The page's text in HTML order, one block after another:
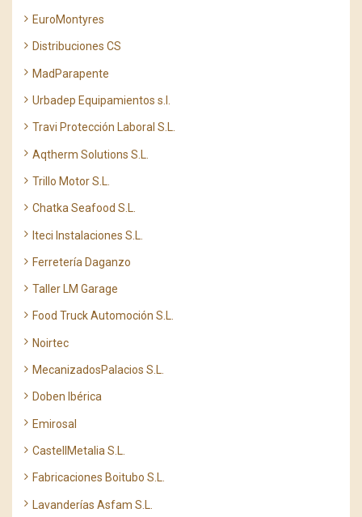
EuroMontyres
Distribuciones CS
MadParapente
Urbadep Equipamientos s.l.
Travi Protección Laboral S.L.
Aqtherm Solutions S.L.
Trillo Motor S.L.
Chatka Seafood S.L.
Iteci Instalaciones S.L.
Ferretería Daganzo
Taller LM Garage
Food Truck Automoción S.L.
Noirtec
MecanizadosPalacios S.L.
Doben Ibérica
Emirosal
CastellMetalia S.L.
Fabricaciones Boitubo S.L.
Lavanderías Asfam S.L.